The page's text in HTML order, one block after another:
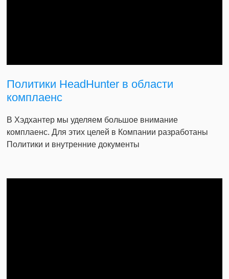
Политики HeadHunter в области
комплаенс
В Хэдхантер мы уделяем большое внимание
комплаенс. Для этих целей в Компании разработаны
Политики и внутренние документы